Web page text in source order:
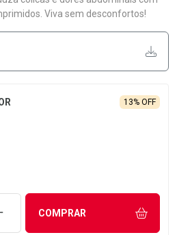
Viva sem desconfortos!
13% OFF
AUMENTAR UMA UNIDADE
COMPRAR